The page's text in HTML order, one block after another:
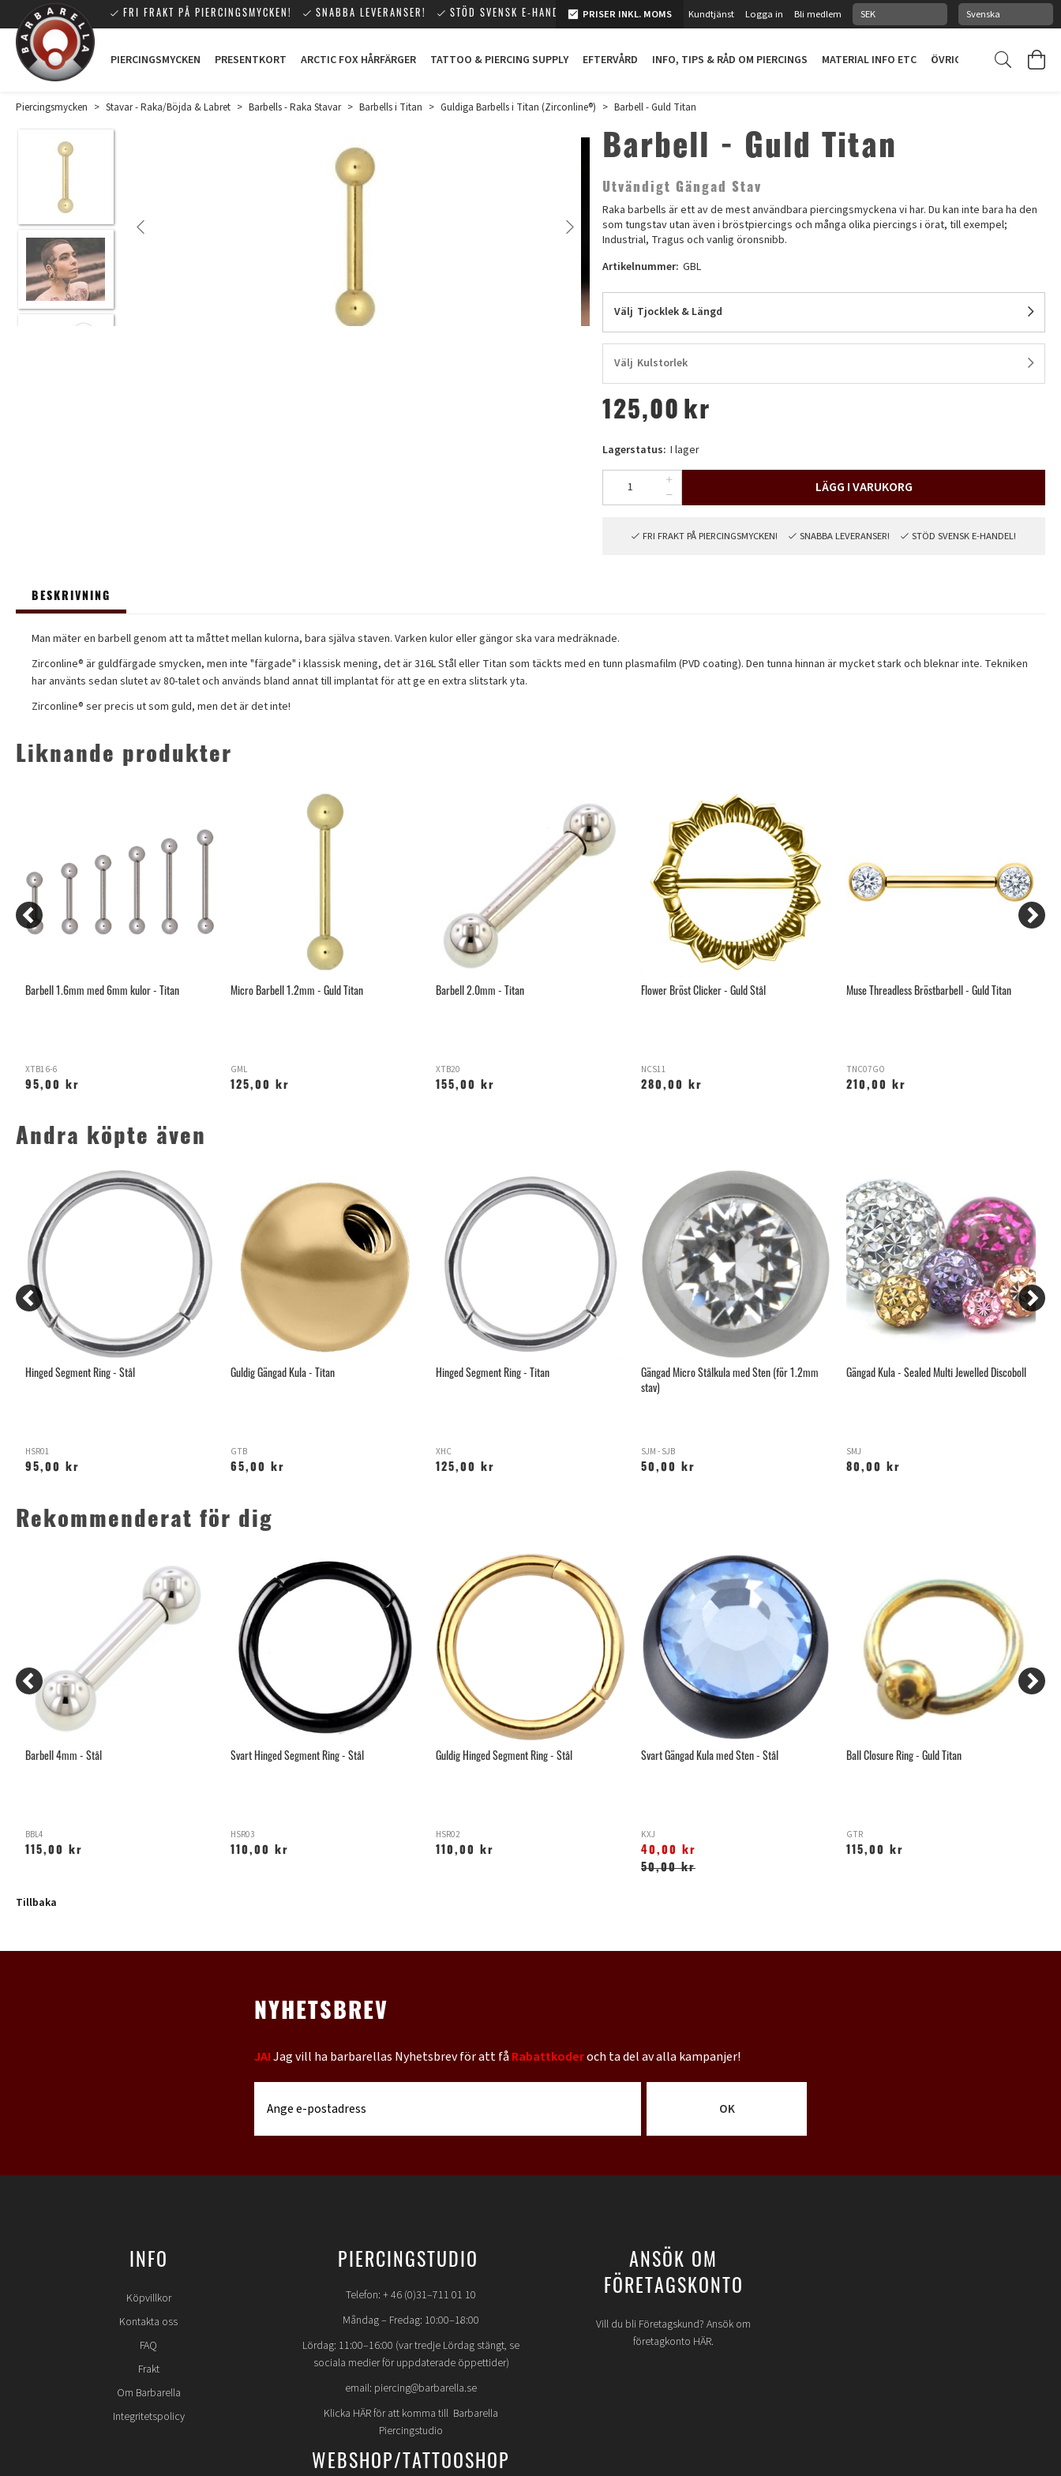
FRI FRAKT PÅ PIERCINGSMYCKEN! SNABBA LEVERANSER! STÖD SVENSK E-HANDEL! PRISER INKL. MOMS Kundtjänst Logga in Bli medlem
PIERCINGSMYCKEN PRESENTKORT ARCTIC FOX HÅRFÄRGER TATTOO & PIERCING SUPPLY EFTERVÅRD INFO, TIPS & RÅD OM PIERCINGS MATERIAL INFO ETC ÖVRIGT
Piercingsmycken > Stavar - Raka/Böjda & Labret > Barbells - Raka Stavar > Barbells i Titan > Guldiga Barbells i Titan (Zirconline®) > Barbell - Guld Titan
Barbell - Guld Titan
Utvändigt Gängad Stav
Raka barbells är ett av de mest användbara piercingsmyckena vi har. Du kan inte bara ha den
som tungstav utan även i bröstpiercings och många olika piercings i örat, till exempel;
Industrial, Tragus och vanlig öronsnibb.
Artikelnummer: GBL
Välj Tjocklek & Längd
Välj Kulstorlek
125,00 kr
Lagerstatus: I lager
LÄGG I VARUKORG
FRI FRAKT PÅ PIERCINGSMYCKEN! SNABBA LEVERANSER! STÖD SVENSK E-HANDEL!
BESKRIVNING
Man mäter en barbell genom att ta måttet mellan kulorna, bara själva staven. Varken kulor eller gängor ska vara medräknade.
Zirconline® är guldfärgade smycken, men inte "färgade" i klassisk mening, det är 316L Stål eller Titan som täckts med en tunn plasmafilm (PVD coating). Den tunna hinnan är mycket stark och bleknar inte. Tekniken
har använts sedan slutet av 80-talet och används bland annat till implantat för att ge en extra slitstark yta.
Zirconline® ser precis ut som guld, men det är det inte!
Liknande produkter
Barbell 1.6mm med 6mm kulor - Titan
XTB16-6
95,00 kr
Micro Barbell 1.2mm - Guld Titan
GML
125,00 kr
Barbell 2.0mm - Titan
XTB20
155,00 kr
Flower Bröst Clicker - Guld Stål
NCS11
280,00 kr
Muse Threadless Bröstbarbell - Guld Titan
TNC07GO
210,00 kr
Andra köpte även
Hinged Segment Ring - Stål
HSR01
95,00 kr
Guldig Gängad Kula - Titan
GTB
65,00 kr
Hinged Segment Ring - Titan
XHC
125,00 kr
Gängad Micro Stålkula med Sten (för 1.2mm
stav)
SJM - SJB
50,00 kr
Gängad Kula - Sealed Multi Jewelled Discoboll
SMJ
80,00 kr
Rekommenderat för dig
Barbell 4mm - Stål
BBL4
115,00 kr
Svart Hinged Segment Ring - Stål
HSR03
110,00 kr
Guldig Hinged Segment Ring - Stål
HSR02
110,00 kr
Svart Gängad Kula med Sten - Stål
KXJ
40,00 kr
50,00 kr
Ball Closure Ring - Guld Titan
GTR
115,00 kr
Tillbaka
NYHETSBREV
JA!Jag vill ha barbarellas Nyhetsbrev för att fåRabattkoderoch ta del av alla kampanjer!
OK
INFO
Köpvillkor
Kontakta oss
FAQ
Frakt
Om Barbarella
Integritetspolicy
PIERCINGSTUDIO
Telefon: + 46 (0)31–711 01 10
Måndag – Fredag: 10:00–18:00
Lördag: 11:00–16:00 (var tredje Lördag stängt, se
sociala medier för uppdaterade öppettider)
email: piercing@barbarella.se
Klicka HÄR för att komma till Barbarella
Piercingstudio
WEBSHOP/TATTOOSHOP
ANSÖK OM
FÖRETAGSKONTO
Vill du bli Företagskund? Ansök om
företagkonto HÄR.